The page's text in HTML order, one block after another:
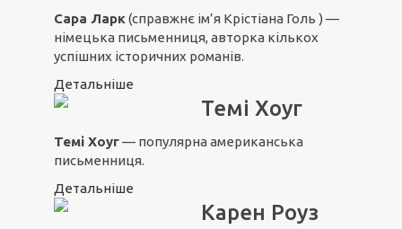
Сара Ларк(справжнє ім’я Крістіана Голь ) —
німецька письменниця, авторка кількох
успішних історичних романів.
Детальніше
Темі Хоуг
Темі Хоуг— популярна американська
письменниця.
Детальніше
Карен Роуз